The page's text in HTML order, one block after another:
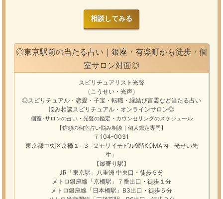
相談してみる
◎東京駅前の当たる占い｜銀座・有楽町から徒歩・個
室サロン対面◎
スピリチュアリスト光聲
（こうせい・光声）
◎スピリチュアル・恋愛・子宝・転職・縁結び言霊など当たる占い
悩み相談スピリチュアル・オンラインサロン◎
個室･サロンの占い・光聲の鑑定・カウンセリングのスケジュール
【信頼の個室占い悩み相談｜個人鑑定専門】
〒104-0031
東京都中央区京橋１−３−２モリイチビル9階KOMA内「光せい先
生」
【最寄り駅】
JR「東京駅」八重洲 中央口・徒歩５分
メトロ銀座線「京橋駅」７番出口・徒歩１分
メトロ銀座線「日本橋駅」B3出口・徒歩５分